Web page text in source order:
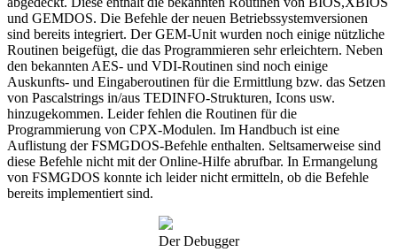
und GEMDOS. Die Befehle der neuen Betriebssystemversionen
sind bereits integriert. Der GEM-Unit wurden noch einige nützliche
Routinen beigefügt, die das Programmieren sehr erleichtern. Neben
den bekannten AES- und VDI-Routinen sind noch einige
Auskunfts- und Eingaberoutinen für die Ermittlung bzw. das Setzen
von Pascalstrings in/aus TEDINFO-Strukturen, Icons usw.
hinzugekommen. Leider fehlen die Routinen für die
Programmierung von CPX-Modulen. Im Handbuch ist eine
Auflistung der FSMGDOS-Befehle enthalten. Seltsamerweise sind
diese Befehle nicht mit der Online-Hilfe abrufbar. In Ermangelung
von FSMGDOS konnte ich leider nicht ermitteln, ob die Befehle
bereits implementiert sind.
Der Debugger